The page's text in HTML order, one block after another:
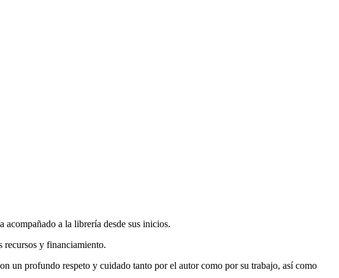
a la librería desde sus inicios.
recursos y financiamiento.
un profundo respeto y cuidado tanto por el autor como por su trabajo, así como